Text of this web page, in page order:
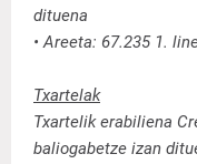
dituena
• Areeta: 67.235 1.
Txartelak
Txartelik erabiliena
baliogabetze izan